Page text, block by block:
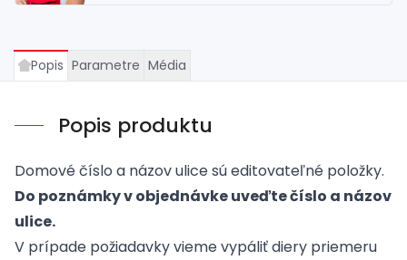
Popis Parametre Média
Popis produktu
Domové číslo a názov ulice sú editovateľné položky.
Do poznámky v objednávke uveďte číslo a názov
ulice.
V prípade požiadavky vieme vypáliť diery priemeru